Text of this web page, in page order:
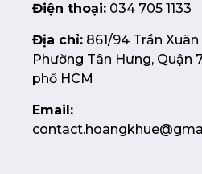
Điện thoại: 034 705 1133
Địa chỉ: 861/94 Trần Xuân
Phường Tân Hưng, Quận
phố HCM
Email: